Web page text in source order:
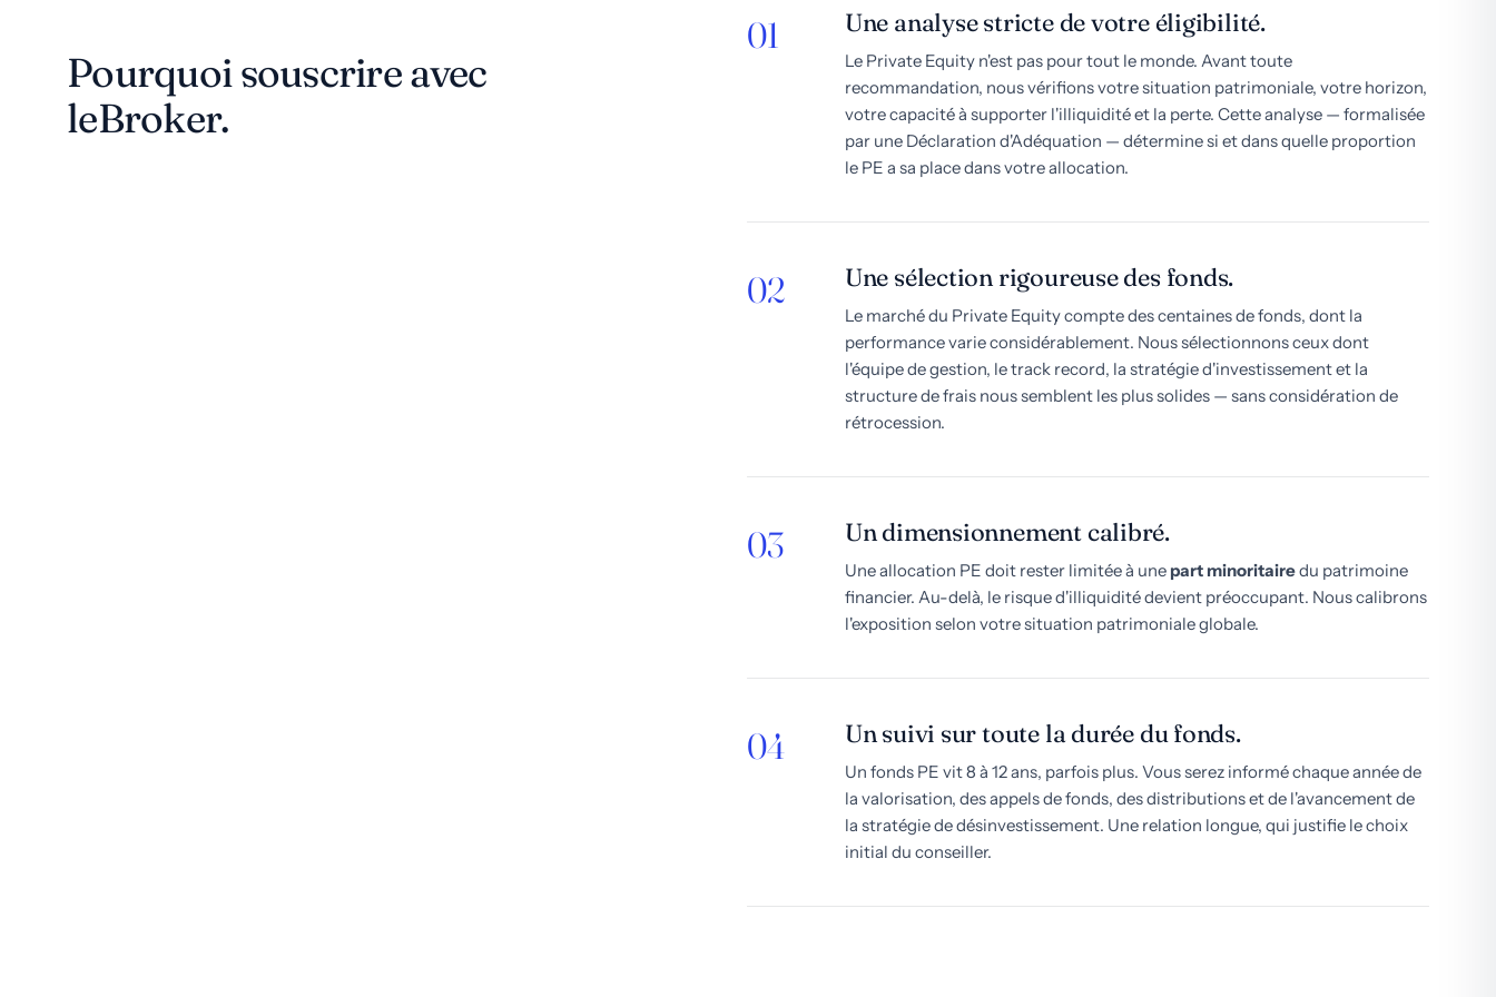
Pourquoi souscrire avec
leBroker.
01 Une analyse stricte de votre éligibilité.
Le Private Equity n'est pas pour tout le monde. Avant toute
recommandation, nous vérifions votre situation patrimoniale, votre horizon,
votre capacité à supporter l'illiquidité et la perte. Cette analyse — formalisée
par une Déclaration d'Adéquation — détermine si et dans quelle proportion
le PE a sa place dans votre allocation.
02 Une sélection rigoureuse des fonds.
Le marché du Private Equity compte des centaines de fonds, dont la
performance varie considérablement. Nous sélectionnons ceux dont
l'équipe de gestion, le track record, la stratégie d'investissement et la
structure de frais nous semblent les plus solides — sans considération de
rétrocession.
03 Un dimensionnement calibré.
Une allocation PE doit rester limitée à une part minoritairedu patrimoine
financier. Au-delà, le risque d'illiquidité devient préoccupant. Nous calibrons
l'exposition selon votre situation patrimoniale globale.
04 Un suivi sur toute la durée du fonds.
Un fonds PE vit 8 à 12 ans, parfois plus. Vous serez informé chaque année de
la valorisation, des appels de fonds, des distributions et de l'avancement de
la stratégie de désinvestissement. Une relation longue, qui justifie le choix
initial du conseiller.